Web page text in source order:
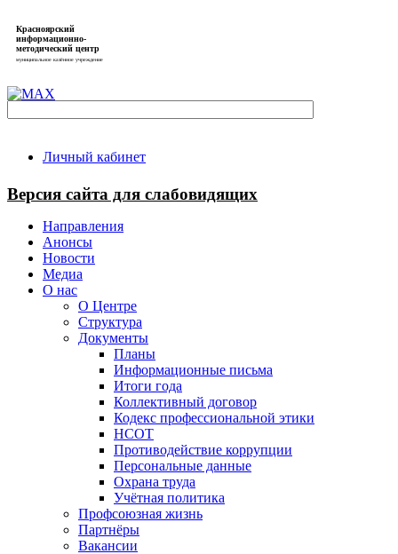
Красноярский
информационно-
методический центр
муниципальное казённое учреждение
Личный кабинет
Версия сайта для слабовидящих
Направления
Анонсы
Новости
Медиа
О нас
О Центре
Структура
Документы
Планы
Информационные письма
Итоги года
Коллективный договор
Кодекс профессиональной этики
НСОТ
Противодействие коррупции
Персональные данные
Охрана труда
Учётная политика
Профсоюзная жизнь
Партнёры
Вакансии